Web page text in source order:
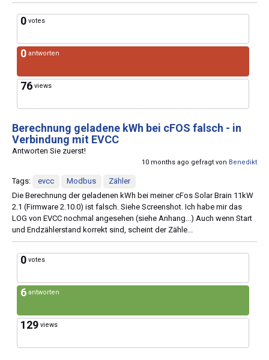
0 votes
0 antworten
76 views
Berechnung geladene kWh bei cFOS falsch - in
Verbindung mit EVCC
Antworten Sie zuerst!
10 months ago gefragt von Benedikt
Tags: evcc Modbus
Zähler
Die Berechnung der geladenen kWh bei meiner cFos Solar Brain 11kW
2.1 (Firmware 2.10.0) ist falsch. Siehe Screenshot. Ich habe mir das
LOG von EVCC nochmal angesehen (siehe Anhang...) Auch wenn Start
und Endzählerstand korrekt sind, scheint der Zähle...
0 votes
6 antworten
129 views